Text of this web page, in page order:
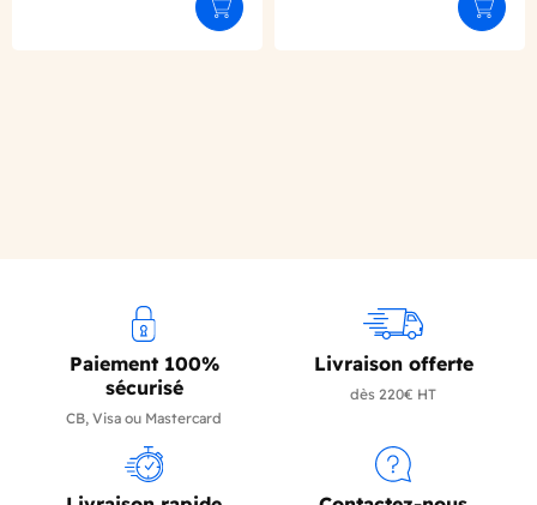
Ajouter au panier
Paiement 100%
sécurisé
CB, Visa ou Mastercard
Livraison offerte
dès 220€ HT